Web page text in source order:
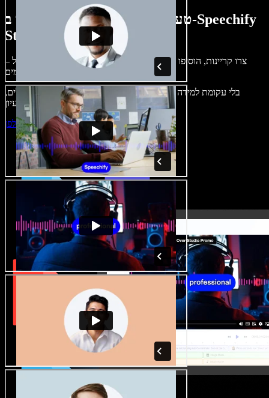
טעימה קטנה ממה שתוכלו ליצור ב-Speechify
Studio.
צרו קריינות, הוסיפו תמונות ללא זכויות, אודיו, סרטונים ושיבוט קול –
בלי עקומת למידה – הכול זמין בדפדפן. יוצרי תוכן כבר לא מוגבלים,
התחילו ליצור באולפן